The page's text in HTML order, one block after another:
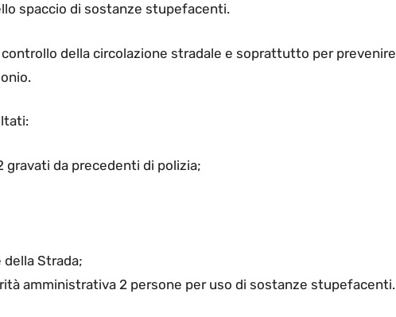
spaccio di sostanze stupefacenti.
della circolazione stradale e soprattutto per prevenire
gravati da precedenti di polizia;
Strada;
amministrativa 2 persone per uso di sostanze stupefacenti.